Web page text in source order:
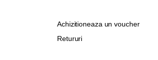
Achizitioneaza un voucher
Retururi